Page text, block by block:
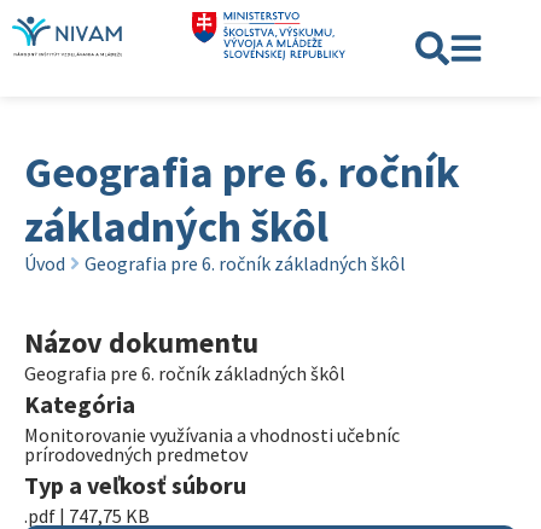
Geografia pre 6. ročník
základných škôl
Úvod Geografia pre 6. ročník základných škôl
Názov dokumentu
Geografia pre 6. ročník základných škôl
Kategória
Monitorovanie využívania a vhodnosti učebníc
prírodovedných predmetov
Typ a veľkosť súboru
.pdf | 747,75 KB